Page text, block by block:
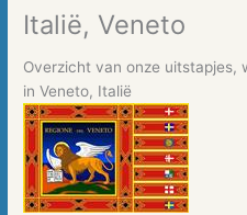
Italië, Veneto
Overzicht van onze uitstapjes,
in Veneto, Italië